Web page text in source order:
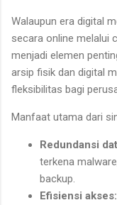
Walaupun era digital
secara online melalui
menjadi elemen
arsip fisik dan digital
fleksibilitas bagi
Manfaat utama dari
Redundansi
terkena
backup.
Efisiensi akses: